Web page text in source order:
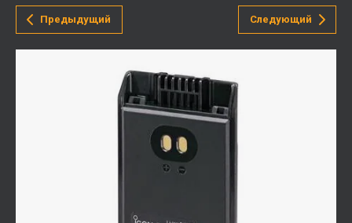
Предыдущий Следующий